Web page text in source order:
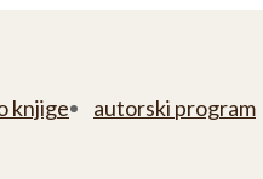
knjige autorski program